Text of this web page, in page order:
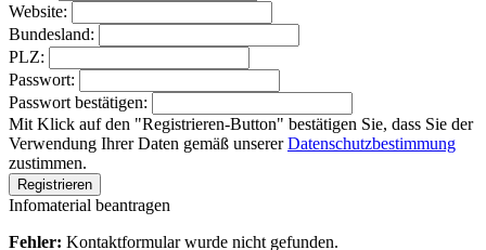
Website:
Bundesland:
PLZ:
Passwort:
Passwort bestätigen:
Mit Klick auf den "Registrieren-Button" bestätigen Sie, dass Sie der
Verwendung Ihrer Daten gemäß unsererDatenschutzbestimmung
zustimmen.
Infomaterial beantragen
Fehler: Kontaktformular wurde nicht gefunden.